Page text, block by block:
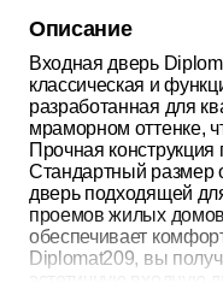
Описание
Входная дверь
классическая и
разработанная для
мраморном оттенке,
Прочная конструкция
Стандартный размер
дверь подходящей
проемов жилых
обеспечивает
Diplomat209, вы